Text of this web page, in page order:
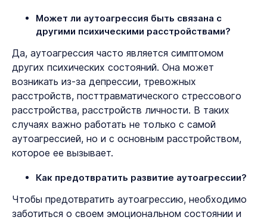
Может ли аутоагрессия быть связана с
другими психическими расстройствами?
Да, аутоагрессия часто является симптомом
других психических состояний. Она может
возникать из-за депрессии, тревожных
расстройств, посттравматического стрессового
расстройства, расстройств личности. В таких
случаях важно работать не только с самой
аутоагрессией, но и с основным расстройством,
которое ее вызывает.
Как предотвратить развитие аутоагрессии?
Чтобы предотвратить аутоагрессию, необходимо
заботиться о своем эмоциональном состоянии и